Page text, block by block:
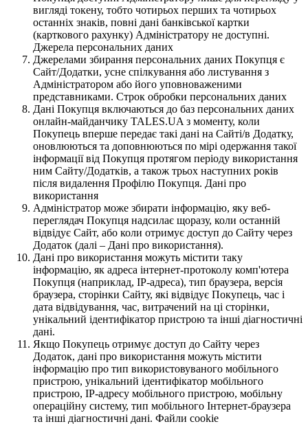
вигляді токену, тобто чотирьох перших та чотирьох
останніх знаків, повні дані банківської картки
(карткового рахунку) Адміністратору не доступні.
Джерела персональних даних
Джерелами збирання персональних даних Покупця є
Сайт/Додатки, усне спілкування або листування з
Адміністратором або його уповноваженими
представниками. Строк обробки персональних даних
Дані Покупця включаються до баз персональних даних
онлайн-майданчику TALES.UA з моменту, коли
Покупець вперше передає такі дані на Сайті/в Додатку,
оновлюються та доповнюються по мірі одержання такої
інформації від Покупця протягом періоду використання
ним Сайту/Додатків, а також трьох наступних років
після видалення Профілю Покупця. Дані про
використання
Адміністратор може збирати інформацію, яку веб-
переглядач Покупця надсилає щоразу, коли останній
відвідує Сайт, або коли отримує доступ до Сайту через
Додаток (далі – Дані про використання).
Дані про використання можуть містити таку
інформацію, як адреса інтернет-протоколу комп'ютера
Покупця (наприклад, IP-адреса), тип браузера, версія
браузера, сторінки Сайту, які відвідує Покупець, час і
дата відвідування, час, витрачений на ці сторінки,
унікальний ідентифікатор пристрою та інші діагностичні
дані.
Якщо Покупець отримує доступ до Сайту через
Додаток, дані про використання можуть містити
інформацію про тип використовуваного мобільного
пристрою, унікальний ідентифікатор мобільного
пристрою, IP-адресу мобільного пристрою, мобільну
операційну систему, тип мобільного Інтернет-браузера
та інші діагностичні дані. Файли cookie